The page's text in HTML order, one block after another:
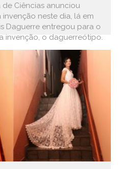
de Ciências anunciou
neste dia, lá em
Daguerre entregou para o
invenção, o daguerreótipo.